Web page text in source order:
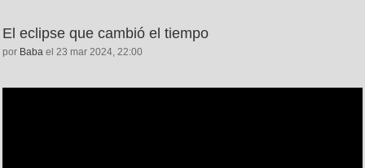
El eclipse que cambió el tiempo
por Baba el 23 mar 2024, 22:00